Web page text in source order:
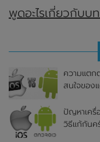
พูดอะไรเกี่ยวกับบ
ความแตก
สนใจของ
ปัญหาเครื่
วิธีแก้กันค